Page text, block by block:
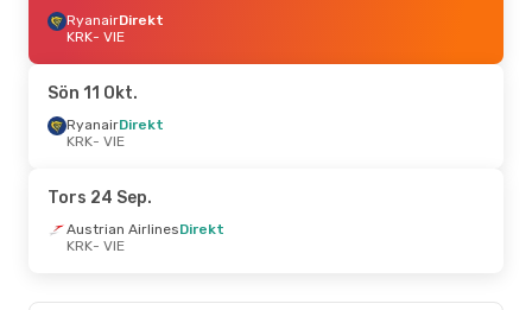
RyanairDirekt
KRK- VIE
VIE- KRK
Tors 10 Sep.- Sön 13 Sep.
Austrian Airlines
VIE - KRK
RyanairDirekt
KRK- VIE
Sön 11 Okt.
RyanairDirekt
KRK- VIE
Tors 24 Sep.
Austrian AirlinesDirekt
KRK- VIE